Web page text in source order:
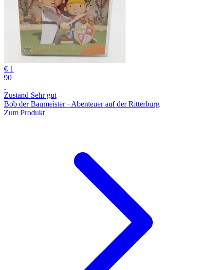
€ 1
90
Zustand Sehr gut
Bob der Baumeister - Abenteuer auf der Ritterburg
Zum Produkt